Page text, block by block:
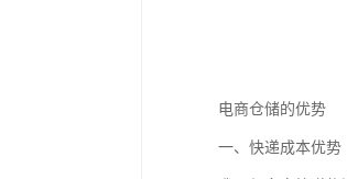
电商仓储的优势
一、快递成本优势